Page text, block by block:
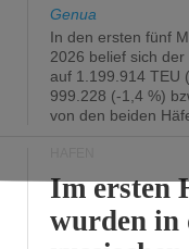
Genua
In den ersten fünf
2026 belief sich
auf 1.199.914 TEU
999.228 (-1,4 %)
von den beiden
Im ersten
wurden in